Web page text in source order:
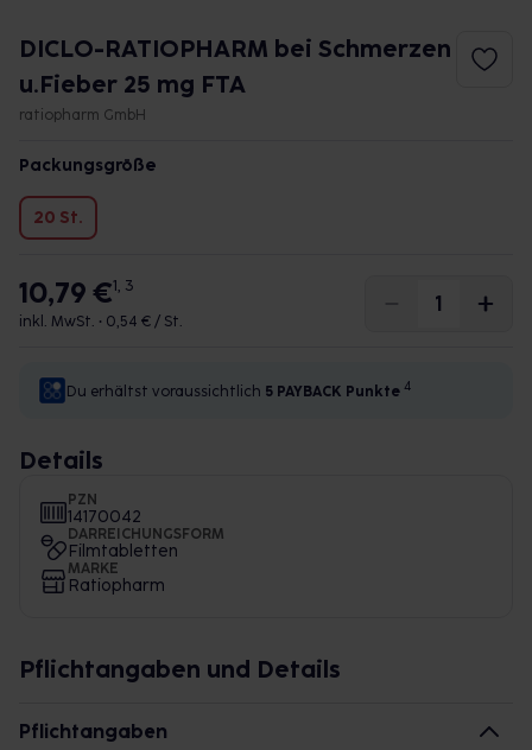
DICLO-RATIOPHARM bei Schmerzen
u.Fieber 25 mg FTA
ratiopharm GmbH
Packungsgröße
20 St.
10,79 €1, 3
inkl. MwSt. • 0,54 € / St.
Du erhältst voraussichtlich 5 PAYBACK Punkte 4
Details
PZN
14170042
DARREICHUNGSFORM
Filmtabletten
MARKE
Ratiopharm
Pflichtangaben und Details
Pflichtangaben